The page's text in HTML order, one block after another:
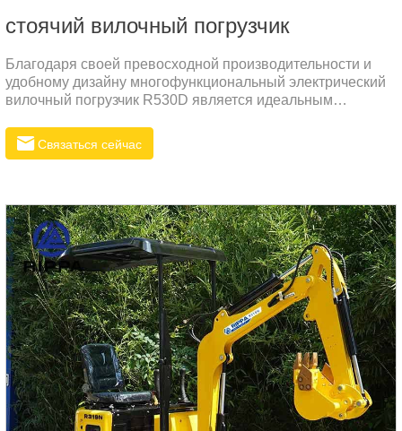
стоячий вилочный погрузчик
Благодаря своей превосходной производительности и
удобному дизайну многофункциональный электрический
вилочный погрузчик R530D является идеальным
Связаться сейчас